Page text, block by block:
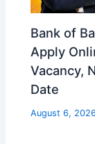
Bank of
Apply
Vacancy,
Date
August 6, 2026